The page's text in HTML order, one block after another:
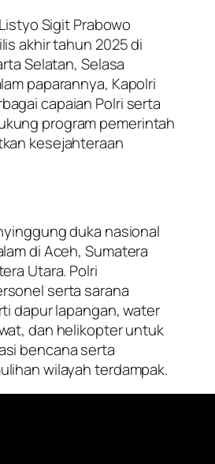
Sigit Prabowo
akhir tahun 2025 di
Selatan, Selasa
paparannya, Kapolri
capaian Polri serta
program pemerintah
kesejahteraan
duka nasional
di Aceh, Sumatera
Utara. Polri
serta sarana
dapur lapangan, water
dan helikopter untuk
bencana serta
wilayah terdampak.